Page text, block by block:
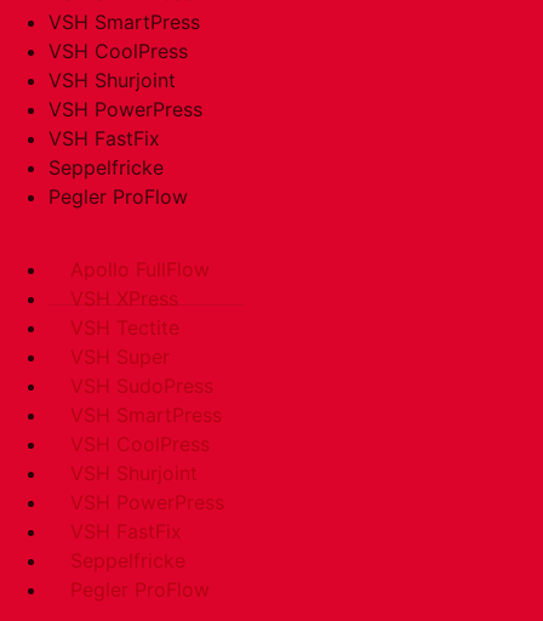
VSH SmartPress
VSH CoolPress
VSH Shurjoint
VSH PowerPress
VSH FastFix
Seppelfricke
Pegler ProFlow
Apollo FullFlow
VSH XPress
VSH Tectite
VSH Super
VSH SudoPress
VSH SmartPress
VSH CoolPress
VSH Shurjoint
VSH PowerPress
VSH FastFix
Seppelfricke
Pegler ProFlow